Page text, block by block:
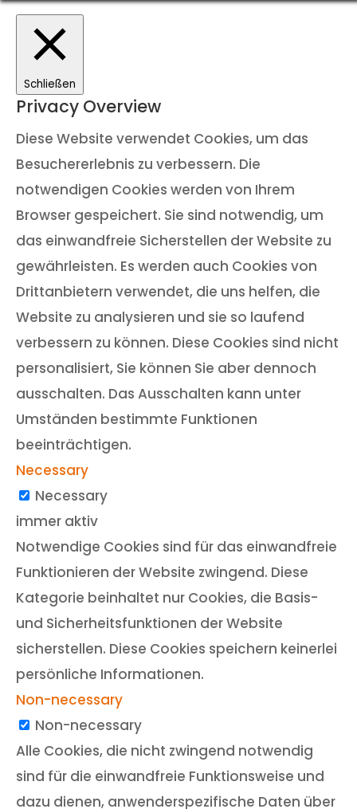
Schließen
Privacy Overview
Diese Website verwendet Cookies, um das
Besuchererlebnis zu verbessern. Die
notwendigen Cookies werden von Ihrem
Browser gespeichert. Sie sind notwendig, um
das einwandfreie Sicherstellen der Website zu
gewährleisten. Es werden auch Cookies von
Drittanbietern verwendet, die uns helfen, die
Website zu analysieren und sie so laufend
verbessern zu können. Diese Cookies sind nicht
personalisiert, Sie können Sie aber dennoch
ausschalten. Das Ausschalten kann unter
Umständen bestimmte Funktionen
beeinträchtigen.
Necessary
Necessary
immer aktiv
Notwendige Cookies sind für das einwandfreie
Funktionieren der Website zwingend. Diese
Kategorie beinhaltet nur Cookies, die Basis-
und Sicherheitsfunktionen der Website
sicherstellen. Diese Cookies speichern keinerlei
persönliche Informationen.
Non-necessary
Non-necessary
Alle Cookies, die nicht zwingend notwendig
sind für die einwandfreie Funktionsweise und
dazu dienen, anwenderspezifische Daten über